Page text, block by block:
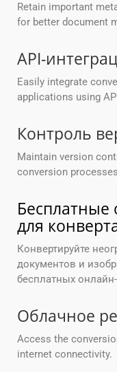
Retain important
for better document
API-
Easily integrate
applications using
Контроль
Maintain version
conversion
для
Конвертируйте
документов и
бесплатных
Облачное
Access the
internet connectivity.